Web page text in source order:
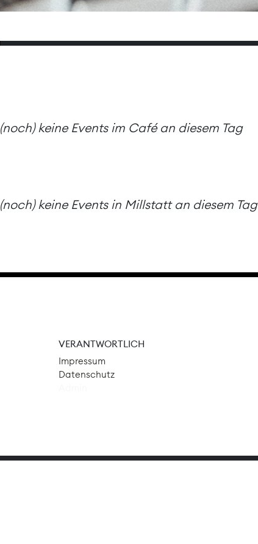
(noch) keine Events im Café an diesem Tag
(noch) keine Events in Millstatt an diesem Tag
VERANTWORTLICH
Impressum
Datenschutz